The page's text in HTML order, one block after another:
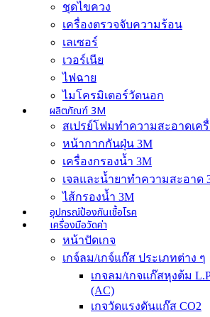
ชุดไขควง
เครื่องตรวจจับความร้อน
เลเซอร์
เวอร์เนีย
ไฟฉาย
ไมโครมิเตอร์วัดนอก
ผลิตภัณฑ์ 3M
สเปรย์โฟมทำความสะอาดเค
หน้ากากกันฝุ่น 3M
เครื่องกรองน้ำ 3M
เจลและน้ำยาทำความสะอาด
ไส้กรองน้ำ 3M
อุปกรณ์ป้องกันเชื้อโรค
เครื่องมือวัดค่า
หน้าปัดเกจ
เกจ์ลม/เกจ์แก๊ส ประเภทต่าง ๆ
เกจลม/เกจแก๊สหุงต้ม
(AC)
เกจวัดแรงดันแก๊ส CO2